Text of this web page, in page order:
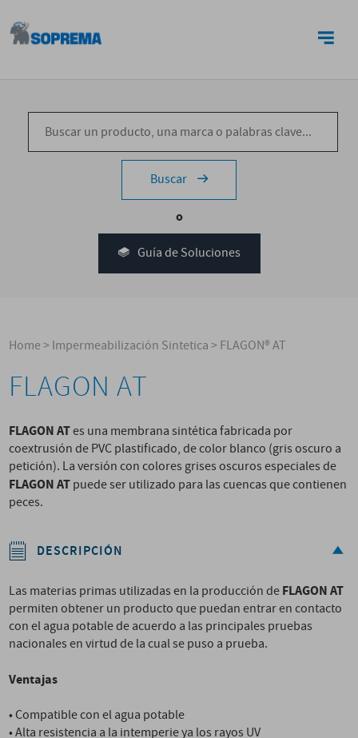
Buscar
o
Guía de Soluciones
Home>Impermeabilización Sintetica>FLAGON® AT
FLAGON AT
FLAGON ATes una membrana sintética fabricada por
coextrusión de PVC plastificado, de color blanco (gris oscuro a
petición). La versión con colores grises oscuros especiales de
FLAGON ATpuede ser utilizado para las cuencas que contienen
peces.
DESCRIPCIÓN
Las materias primas utilizadas en la producción deFLAGON AT
permiten obtener un producto que puedan entrar en contacto
con el agua potable de acuerdo a las principales pruebas
nacionales en virtud de la cual se puso a prueba.
Ventajas
• Compatible con el agua potable
• Alta resistencia a la intemperie ya los rayos UV